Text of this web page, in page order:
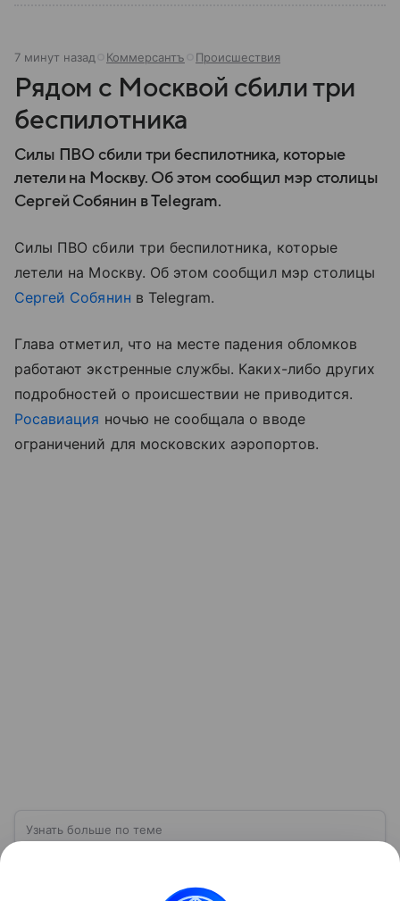
7 минут назад Коммерсантъ Происшествия
Рядом с Москвой сбили три
беспилотника
Силы ПВО сбили три беспилотника, которые
летели на Москву. Об этом сообщил мэр столицы
Сергей Собянин в Telegram.
Силы ПВО сбили три беспилотника, которые
летели на Москву. Об этом сообщил мэр столицы
Сергей Собянин в Telegram.
Глава отметил, что на месте падения обломков
работают экстренные службы. Каких-либо других
подробностей о происшествии не приводится.
Росавиация ночью не сообщала о вводе
ограничений для московских аэропортов.
Узнать больше по теме
Противовоздушная оборона — это совокупность